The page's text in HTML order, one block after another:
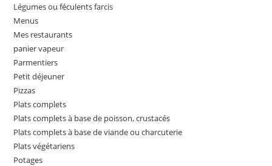
Légumes ou féculents farcis
Menus
Mes restaurants
panier vapeur
Parmentiers
Petit déjeuner
Pizzas
Plats complets
Plats complets à base de poisson, crustacés
Plats complets à base de viande ou charcuterie
Plats végétariens
Potages